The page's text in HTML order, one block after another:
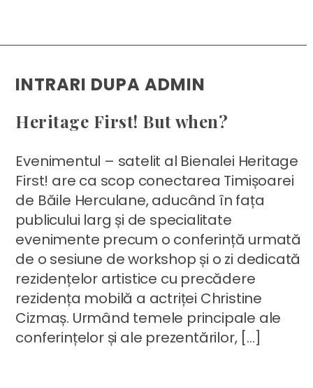
INTRARI DUPA ADMIN
Heritage First! But when?
Evenimentul – satelit al Bienalei Heritage
First! are ca scop conectarea Timișoarei
de Băile Herculane, aducând în fața
publicului larg și de specialitate
evenimente precum o conferință urmată
de o sesiune de workshop și o zi dedicată
rezidențelor artistice cu precădere
rezidența mobilă a actriței Christine
Cizmaș. Urmând temele principale ale
conferințelor și ale prezentărilor, […]